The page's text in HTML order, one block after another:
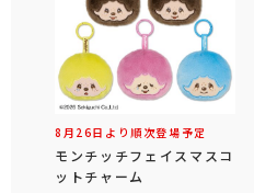
8月26日より順次登場予定
モンチッチフェイスマスコ
ットチャーム